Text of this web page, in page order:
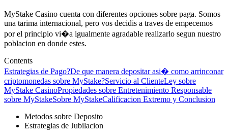
MyStake Casino cuenta con diferentes opciones sobre paga. Somos
una tarima internacional, pero vos decidis a traves de empecemos
por el principio vi�a igualmente agradable realizarlo segun nuestro
poblacion en donde estes.
Contents
Estrategias de Pago?De que manera depositar asi� como arrinconar
criptomonedas sobre MyStake?Servicio al ClienteLey sobre
MyStake CasinoPropiedades sobre Entretenimiento Responsable
sobre MyStakeSobre MyStakeCalificacion Extremo y Conclusion
Metodos sobre Deposito
Estrategias de Jubilacion